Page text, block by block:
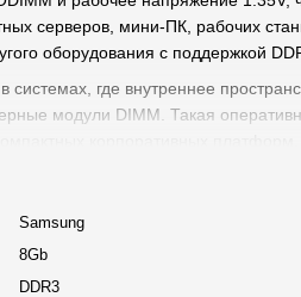
серверов, мини-ПК, рабочих
оборудования с поддержкой
где внутреннее
модули DIMM. Такая
и специализированного
конфигурациях.
для увеличения объема
апгрейда системы без полной
Samsung
8Gb
DDR3